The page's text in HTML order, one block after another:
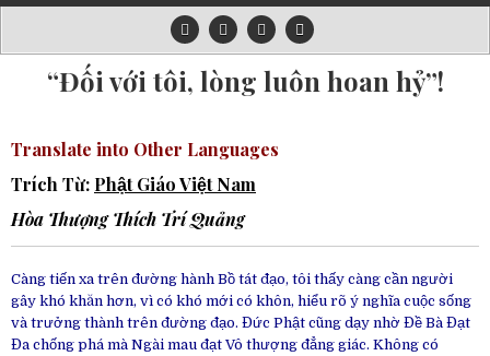
“Đối với tôi, lòng luôn hoan hỷ”!
Translate into Other Languages
Trích Từ: Phật Giáo Việt Nam
Hòa ThượngThích Trí Quảng
Càng tiến xa trên đường hành Bồ tát đạo, tôi thấy càng cần người
gây khó khăn hơn, vì có khó mới có khôn, hiểu rõ ý nghĩa cuộc sống
và trưởng thành trên đường đạo. Đức Phật cũng dạy nhờ Đề Bà Đạt
Đa chống phá mà Ngài mau đạt Vô thượng đẳng giác. Không có